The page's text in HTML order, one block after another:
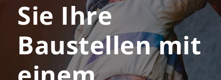
Sie Ihre
Baustellen mit